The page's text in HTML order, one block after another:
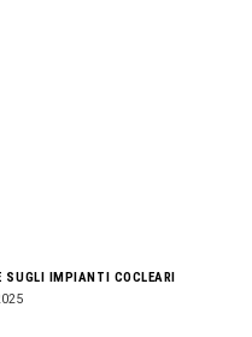
SUGLI IMPIANTI COCLEARI